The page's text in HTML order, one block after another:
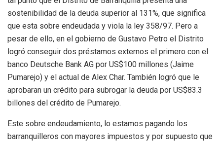
sostenibilidad de la deuda superior al 131%, que significa
que esta sobre endeudada y viola la ley 358/97. Pero a
pesar de ello, en el gobierno de Gustavo Petro el Distrito
logró conseguir dos préstamos externos el primero con el
banco Deutsche Bank AG por US$100 millones (Jaime
Pumarejo) y el actual de Alex Char. También logró que le
aprobaran un crédito para subrogar la deuda por US$83.3
billones del crédito de Pumarejo.
Este sobre endeudamiento, lo estamos pagando los
barranquilleros con mayores impuestos y por supuesto que